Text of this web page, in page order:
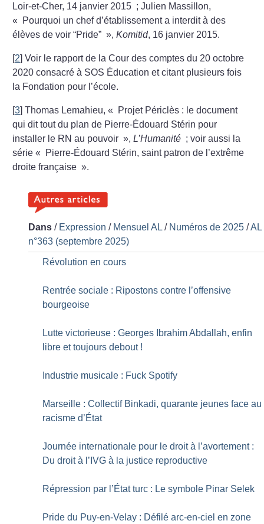
Loir-et-Cher, 14 janvier 2015 ; Julien Massillon,
«
Pourquoi un chef d’établissement a interdit à des
élèves de voir “Pride” »,Komitid, 16 janvier 2015.
[2]Voir le rapport de la Cour des comptes du 20 octobre
2020 consacré à SOS Éducation et citant plusieurs fois
la Fondation pour l’école.
[3]Thomas Lemahieu, «
Projet Périclès : le document
qui dit tout du plan de Pierre-Édouard Stérin pour
installer le RN au pouvoir »,L’Humanité ; voir aussi la
série «
Pierre-Édouard Stérin, saint patron de l’extrême
droite française ».
Dans / Expression / Mensuel AL / Numéros de 2025 /AL
n°363 (septembre 2025)
Révolution en cours
Rentrée sociale : Ripostons contre l’offensive
bourgeoise
Lutte victorieuse : Georges Ibrahim Abdallah, enfin
libre et toujours debout !
Industrie musicale : Fuck Spotify
Marseille : Collectif Binkadi, quarante jeunes face au
racisme d’État
Journée internationale pour le droit à l’avortement :
Du droit à l’IVG à la justice reproductive
Répression par l’État turc : Le symbole Pinar Selek
Pride du Puy-en-Velay : Défilé arc-en-ciel en zone